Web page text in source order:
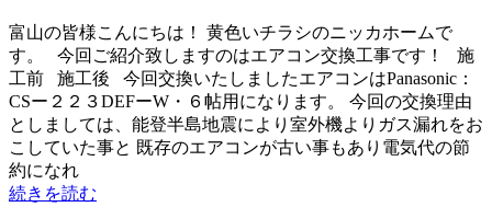
富山の皆様こんにちは！ 黄色いチラシのニッカホームで
す。 今回ご紹介致しますのはエアコン交換工事です！ 施
工前 施工後 今回交換いたしましたエアコンはPanasonic：
CSー２２３DEFーW・６帖用になります。 今回の交換理由
としましては、能登半島地震により室外機よりガス漏れをお
こしていた事と 既存のエアコンが古い事もあり電気代の節
約になれ
続きを読む